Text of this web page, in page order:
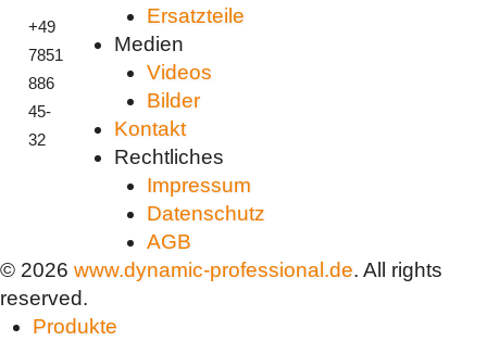
+49
7851
886
45-
32
Ersatzteile
Medien
Videos
Bilder
Kontakt
Rechtliches
Impressum
Datenschutz
AGB
© 2026 www.dynamic-professional.de. All rights
reserved.
Produkte